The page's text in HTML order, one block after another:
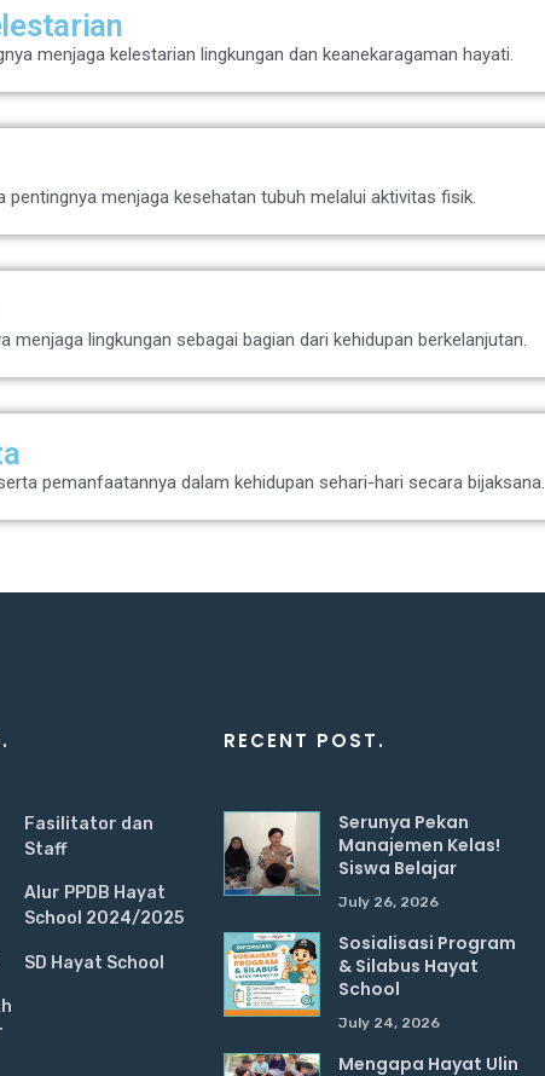
menjaga kelestarian lingkungan dan keanekaragaman hayati.
menjaga kesehatan tubuh melalui aktivitas fisik.
lingkungan sebagai bagian dari kehidupan berkelanjutan.
pemanfaatannya dalam kehidupan sehari-hari secara bijaksana.
Fasilitator dan
Staff
Alur PPDB Hayat
School 2024/2025
SD Hayat School
RECENT POST.
Serunya Pekan
Manajemen Kelas!
Siswa Belajar
July 26, 2026
Sosialisasi Program
& Silabus Hayat
School
July 24, 2026
Mengapa Hayat Ulin